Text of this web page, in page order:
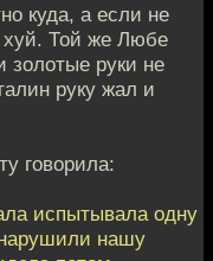
куда, а если не
хуй. Той же Любе
золотые руки не
руку жал и
говорила:
испытывала одну
нашу